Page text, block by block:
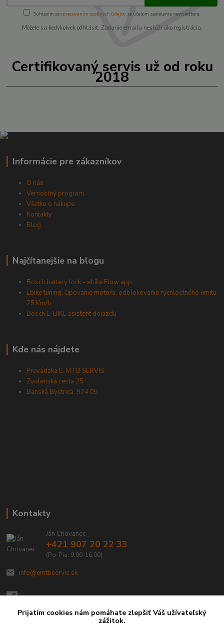
Súhlasím sospracovaním osobných údajov za účelom zasielania newslettera.
Môžete sa kedykoľvek odhlásiť. Zadanie emailu neslúži ako registrácia.
Certifikovaný servis už od roku
2018
Informácie pre zákazníkov
O nás
Vernostný program
Všetko o nákupe
Kontakty
Blog
Najčítanejšie na blogu
Bosch battery lock - ebike Flow app
Ebike tuning, čipovanie motora, odblokovanie rýchlostného limitu
25 Km/h
Bosch E-BIKE asistent dojazdu
Kde nás nájdete
Prevádzka E-MTB SERVIS
Zvolenská cesta 25
Banská Bystrica, 974 05
Kontakty
Ján Chovanec
+421 907 20 22 33
(Po-Pia: 9:00-16:00)
info@emtbservis.sk
Prijatím cookies nám pomáhate zlepšiť Váš užívateľský
zážitok.